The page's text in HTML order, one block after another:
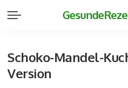
Schoko-Mandel-
Version